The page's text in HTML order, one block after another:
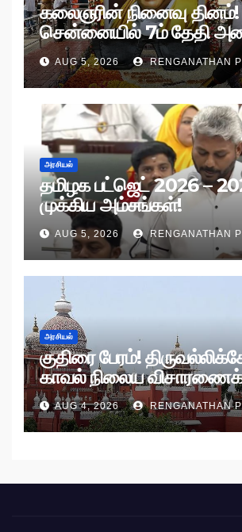
கலைஞரின் நினைவு தினம்!
சென்னையில் 7ம் தேதி
பேரணி!
AUG 5, 2026 RENGANATHAN P
அரசியல்
தமிழக பட்ஜெட் 2026 –
முக்கிய அம்சங்கள்!
AUG 5, 2026 RENGANATHAN P
அரசியல்
குதிரை பேரம்!
காவல் நிலைய
AUG 4, 2026 RENGANATHAN P